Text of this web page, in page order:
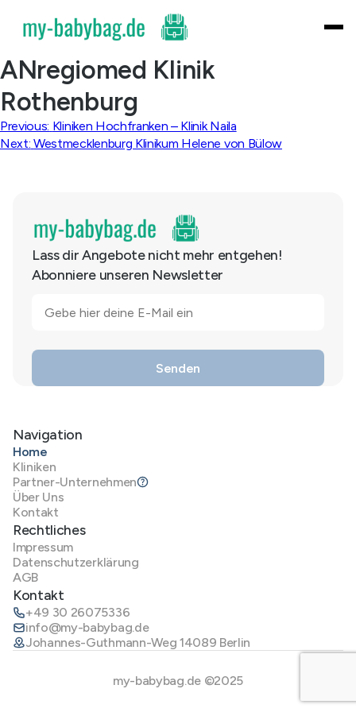
content
ANregiomed Klinik
Rothenburg
Beitragsnavigation
Previous: Kliniken Hochfranken – Klinik Naila
Next: Westmecklenburg Klinikum Helene von Bülow
Lass dir Angebote nicht mehr entgehen!
Abonniere unseren Newsletter
Navigation
Home
Kliniken
Partner-Unternehmen
Über Uns
Kontakt
Rechtliches
Impressum
Datenschutzerklärung
AGB
Kontakt
+49 30 26075336
info@my-babybag.de
Johannes-Guthmann-Weg 14089 Berlin
my-babybag.de ©2025